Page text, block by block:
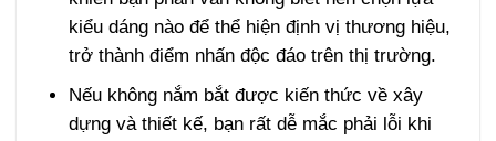
kiểu dáng nào để thể hiện định vị thương hiệu,
trở thành điểm nhấn độc đáo trên thị trường.
Nếu không nắm bắt được kiến thức về xây
dựng và thiết kế, bạn rất dễ mắc phải lỗi khi